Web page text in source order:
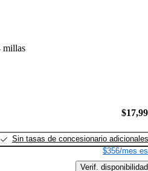
millas
Sin tasas de concesionario adicionales
$356/mes
Verif. disponibilidad